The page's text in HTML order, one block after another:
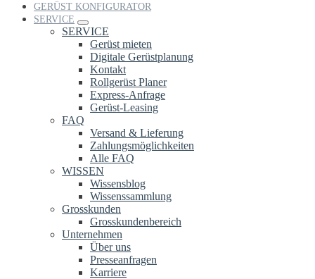
GERÜST KONFIGURATOR
SERVICE
SERVICE
Gerüst mieten
Digitale Gerüstplanung
Kontakt
Rollgerüst Planer
Express-Anfrage
Gerüst-Leasing
FAQ
Versand & Lieferung
Zahlungsmöglichkeiten
Alle FAQ
WISSEN
Wissensblog
Wissenssammlung
Grosskunden
Grosskundenbereich
Unternehmen
Über uns
Presseanfragen
Karriere